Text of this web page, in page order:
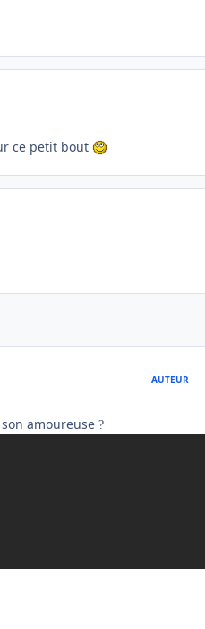
ce petit bout
AUTEUR
amoureuse ?